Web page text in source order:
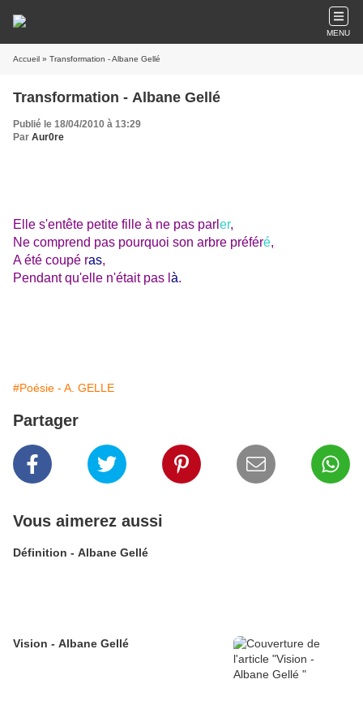
MENU
Accueil » Transformation - Albane Gellé
Transformation - Albane Gellé
Publié le 18/04/2010 à 13:29
Par Aur0re
Elle s'entête petite fille à ne pas parl er,
Ne comprend pas pourquoi son arbre préféré,
A été coupé ras,
Pendant qu'elle n'était pas l à.
#Poésie - A. GELLE
Partager
Vous aimerez aussi
Définition - Albane Gellé
Vision - Albane Gellé